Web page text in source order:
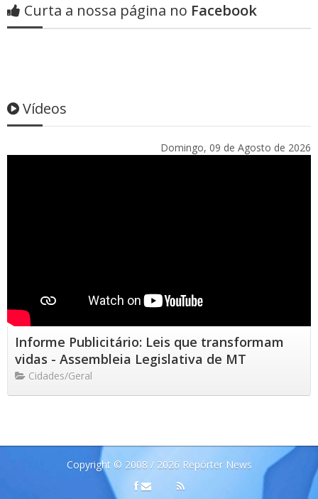
Curta a nossa página no Facebook
Vídeos
Domingo, 09 de Agosto de 2026
Informe Publicitário: Leis que transformam
vidas - Assembleia Legislativa de MT
Cidades/Geral
Copyright © 2008 / 2026 Repórter News